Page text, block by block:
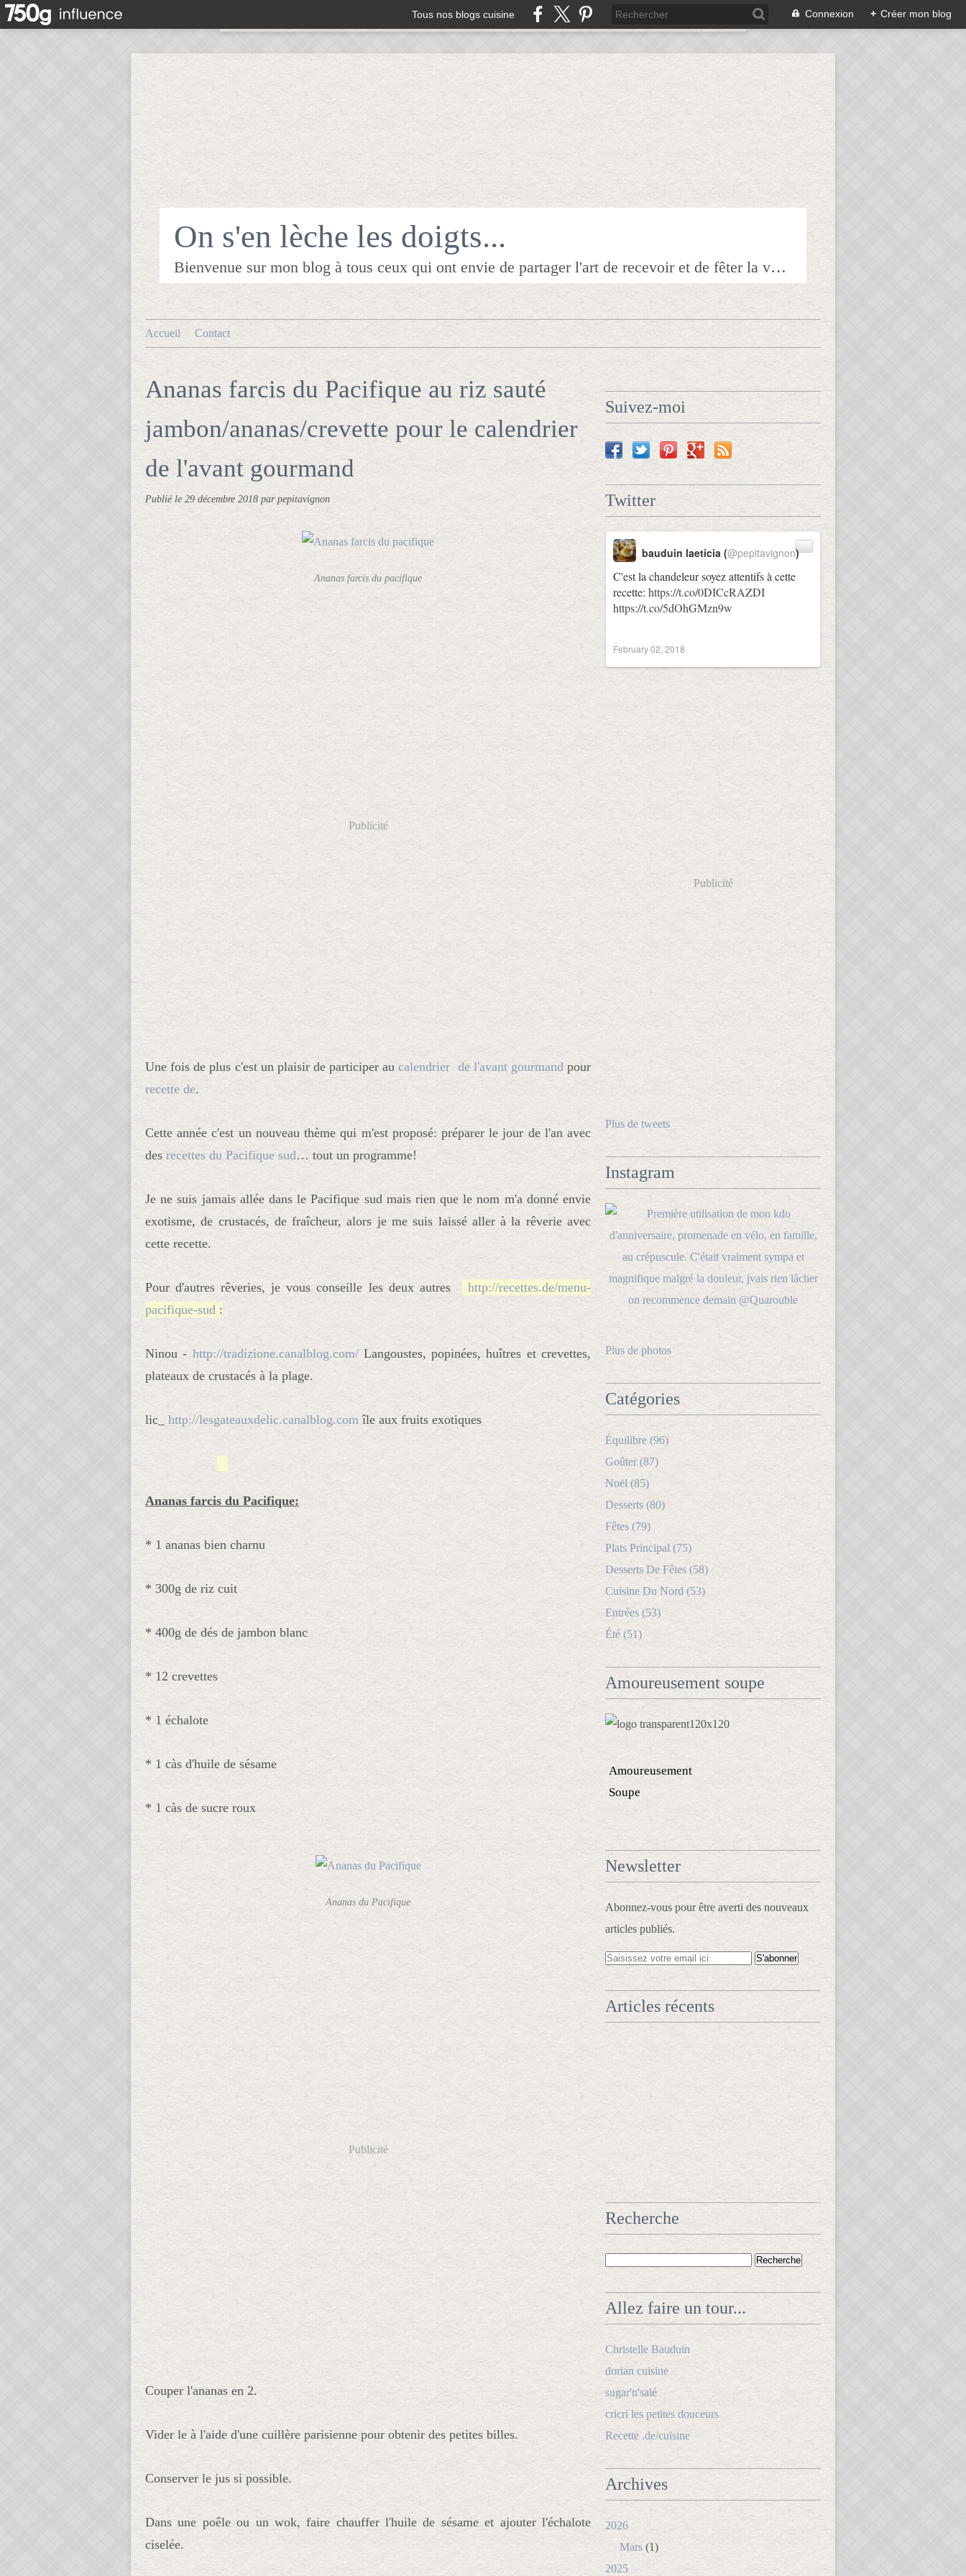
Tous nos blogs cuisine Connexion + Créer mon blog
On s'en lèche les doigts...
Bienvenue sur mon blog à tous ceux qui ont envie de partager l'art de recevoir et de fêter la veille le lendemain.Pour tous les épicuriens, hédonistes et autres amoureux de la bonne chair!!!!j'espère que vous trouverez mes astuces et mes recettes amusantes et que vous prendrez plaisir à les réaliser.n'hésitez surtout pas à me laisser vos réactions ou vos suggestions pour que tout le monde en profite!!!allez maintenant tous à table!!! Pepitavignon.
Accueil Contact
Ananas farcis du Pacifique au riz sauté
jambon/ananas/crevette pour le calendrier
de l'avant gourmand
Publié le 29 décembre 2018 par pepitavignon
Ananas farcis du pacifique
Publicité
Une fois de plus c'est un plaisir de participer aucalendrier de l'avant gourmand pour
recette de.
Cette année c'est un nouveau thème qui m'est proposé: préparer le jour de l'an avec
des recettes du Pacifique sud… tout un programme!
Je ne suis jamais allée dans le Pacifique sud mais rien que le nom m'a donné envie
exotisme, de crustacés, de fraîcheur, alors je me suis laissé aller à la rêverie avec
cette recette.
Pour d'autres rêveries, je vous conseille les deux autres
http://recettes.de/menu-
pacifique-sud :
Ninou - http://tradizione.canalblog.com/ Langoustes, popinées, huîtres et crevettes,
plateaux de crustacés à la plage.
lic_ http://lesgateauxdelic.canalblog.com île aux fruits exotiques
Ananas farcis du Pacifique:
* 1 ananas bien charnu
* 300g de riz cuit
* 400g de dés de jambon blanc
* 12 crevettes
* 1 échalote
* 1 càs d'huile de sésame
* 1 càs de sucre roux
Ananas du Pacifique
Publicité
Couper l'ananas en 2.
Vider le à l'aide d'une cuillère parisienne pour obtenir des petites billes.
Conserver le jus si possible.
Dans une poêle ou un wok, faire chauffer l'huile de sésame et ajouter l'échalote
ciselée.
Suivez-moi
Twitter
C'est la chandeleur soyez attentifs à cette
recette: https://t.co/0DICcRAZDI
https://t.co/5dOhGMzn9w
bauduin laeticia (@pepitavignon)
February 02, 2018
Publicité
Plus de tweets
Instagram
Plus de photos
Catégories
Équilibre (96)
Goûter (87)
Noël (85)
Desserts (80)
Fêtes (79)
Plats Principal (75)
Desserts De Fêtes (58)
Cuisine Du Nord (53)
Entrées (53)
Été (51)
Amoureusement soupe
Amoureusement
Soupe
Newsletter
Abonnez-vous pour être averti des nouveaux
articles publiés.
Articles récents
Recherche
Allez faire un tour...
Christelle Bauduin
dorian cuisine
sugar'n'salé
cricri les petites douceurs
Recette .de/cuisine
Archives
2026
Mars (1)
2025